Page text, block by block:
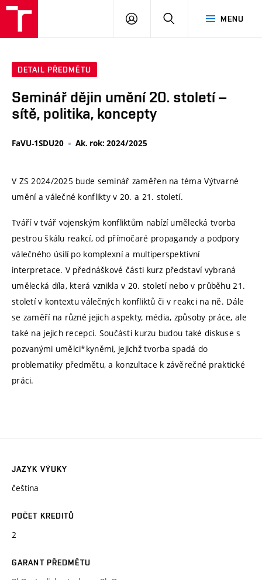
MENU
PŘIHLÁSIT
DETAIL PŘEDMĚTU
Seminář dějin umění 20. století –
sítě, politika, koncepty
FaVU-1SDU20 Ak. rok: 2024/2025
V ZS 2024/2025 bude seminář zaměřen na téma Výtvarné
umění a válečné konflikty v 20. a 21. století.
Tváří v tvář vojenským konfliktům nabízí umělecká tvorba
pestrou škálu reakcí, od přímočaré propagandy a podpory
válečného úsilí po komplexní a multiperspektivní
interpretace. V přednáškové části kurz představí vybraná
umělecká díla, která vznikla v 20. století nebo v průběhu 21.
století v kontextu válečných konfliktů či v reakci na ně. Dále
se zaměří na různé jejich aspekty, média, způsoby práce, ale
také na jejich recepci. Součásti kurzu budou také diskuse s
pozvanými umělci*kyněmi, jejichž tvorba spadá do
problematiky předmětu, a konzultace k závěrečné praktické
práci.
JAZYK VÝUKY
čeština
POČET KREDITŮ
2
GARANT PŘEDMĚTU